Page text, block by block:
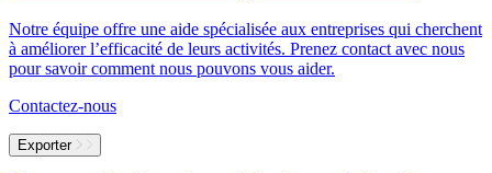
Notre équipe offre une aide spécialisée aux entreprises qui cherchent
à améliorer l’efficacité de leurs activités. Prenez contact avec nous
pour savoir comment nous pouvons vous aider.
Contactez-nous
Exporter